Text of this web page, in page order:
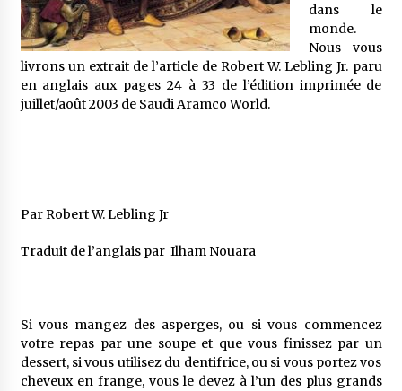
Le monstrueux vieillard (Un récit du Sud
algérien)
5 ans ago
Un conte targui/ Quand la tête est vide
5 ans ago
5 ans ago
dans le
monde.
Nous vous
livrons un extrait de l’article de Robert W. Lebling Jr. paru
en anglais aux pages 24 à 33 de l’édition imprimée de
juillet/août 2003 de Saudi Aramco World.
Par Robert W. Lebling Jr
Traduit de l’anglais par Ilham Nouara
Si vous mangez des asperges, ou si vous commencez
votre repas par une soupe et que vous finissez par un
dessert, si vous utilisez du dentifrice, ou si vous portez vos
cheveux en frange, vous le devez à l’un des plus grands